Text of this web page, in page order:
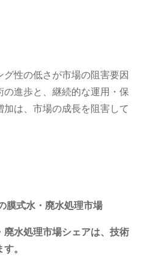
性の低さが市場の阻害要因
の進歩と、継続的な運用・保
は、市場の成長を阻害して
水処理市場シェアは、技術
。